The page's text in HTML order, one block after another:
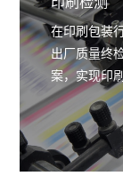
在印刷包装
出厂质量终
案，实现印